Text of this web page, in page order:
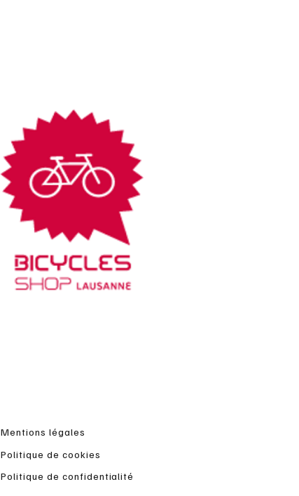
Mentions légales
Politique de cookies
Politique de confidentialité